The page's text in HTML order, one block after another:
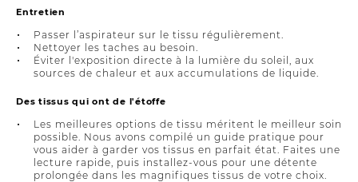
Entretien
Passer l’aspirateur sur le tissu régulièrement.
Nettoyer les taches au besoin.
Éviter l'exposition directe à la lumière du soleil, aux
sources de chaleur et aux accumulations de liquide.
Des tissus qui ont de l'étoffe
Les meilleures options de tissu méritent le meilleur soin
possible. Nous avons compilé un guide pratique pour
vous aider à garder vos tissus en parfait état. Faites une
lecture rapide, puis installez-vous pour une détente
prolongée dans les magnifiques tissus de votre choix.